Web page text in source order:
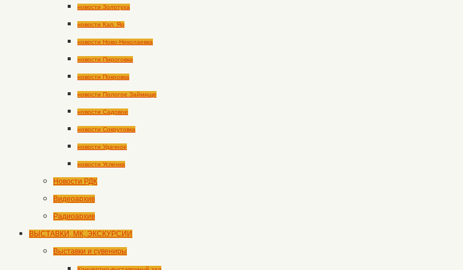
новости Золотуха
новости Кап. Яр
новости Ново-Николаевка
новости Пироговка
новости Покровка
новости Пологое Займище
новости Садовое
новости Сокрутовка
новости Удачное
новости Успенка
Новости РДК
Видеоархив
Радиоархив
ВЫСТАВКИ, МК, ЭКСКУРСИИ
Выставки и сувениры